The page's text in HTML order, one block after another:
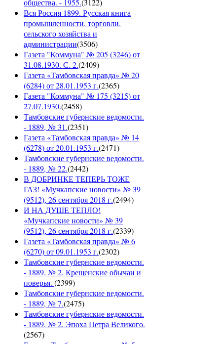
общества. - 1955.(3122)
Вся Россия 1899. Русская книга
промышленности, торговли,
сельского хозяйства и
администрации(3506)
Газета "Коммуна" № 205 (3246) от
31.08.1930. С. 2.(2409)
Газета «Тамбовская правда» № 20
(6284) от 28.01.1953 г.(2365)
Газета "Коммуна" № 175 (3215) от
27.07.1930.(2458)
Тамбовские губернские ведомости.
- 1889, № 31.(2351)
Газета «Тамбовская правда» № 14
(6278) от 20.01.1953 г.(2471)
Тамбовские губернские ведомости.
- 1889, № 22.(2442)
В ДОБРИНКЕ ТЕПЕРЬ ТОЖЕ
ГАЗ! «Мучкапские новости» № 39
(9512), 26 сентября 2018 г.(2494)
И НА ДУШЕ ТЕПЛО!
«Мучкапские новости» № 39
(9512), 26 сентября 2018 г.(2339)
Газета «Тамбовская правда» № 6
(6270) от 09.01.1953 г.(2302)
Тамбовские губернские ведомости.
- 1889, № 2. Крещенские обычаи и
поверья. (2399)
Тамбовские губернские ведомости.
- 1889, № 7.(2475)
Тамбовские губернские ведомости.
- 1889, № 2. Эпоха Петра Великого.
(2567)